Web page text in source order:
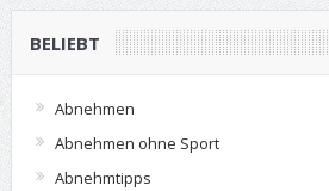
BELIEBT
Abnehmen
Abnehmen ohne Sport
Abnehmtipps